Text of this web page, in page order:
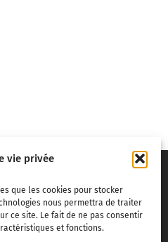
vie privée
que les cookies pour stocker
nous permettra de traiter
ce site. Le fait de ne pas consentir
et fonctions.